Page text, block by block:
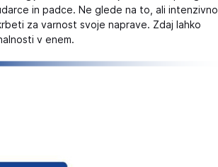
in padce. Ne glede na to, ali intenzivno
za varnost svoje naprave. Zdaj lahko
v enem.